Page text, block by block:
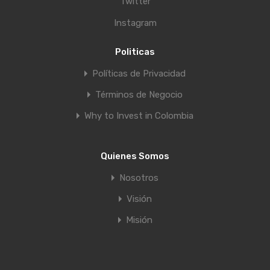
Instagram
Politicas
Políticas de Privacidad
Términos de Negocio
Why to Invest in Colombia
Quienes Somos
Nosotros
Visión
Misión